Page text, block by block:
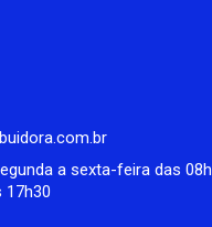
a sexta-feira das 08h
17h30